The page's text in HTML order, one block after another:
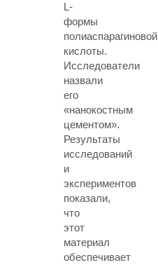
L-
формы
полиаспарагиновой
кислоты.
Исследователи
назвали
его
«нанокостным
цементом».
Результаты
исследований
и
экспериментов
показали,
что
этот
материал
обеспечивает